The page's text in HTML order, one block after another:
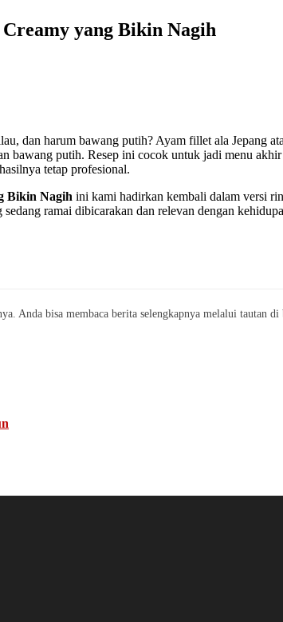
yang Bikin Nagih
dan harum bawang putih? Ayam fillet ala Jepang
bawang putih. Resep ini cocok untuk jadi menu
tetap profesional.
Bikin Nagih ini kami hadirkan kembali dalam versi
ramai dibicarakan dan relevan dengan
Anda bisa membaca berita selengkapnya melalui tautan di